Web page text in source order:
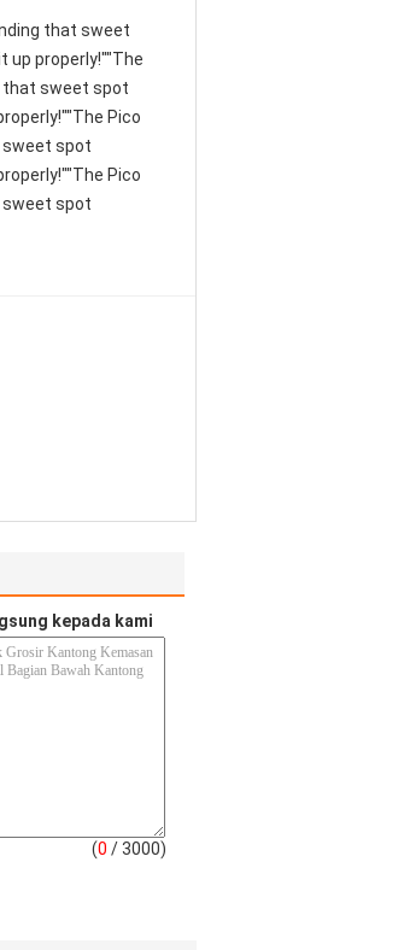
that sweet
up properly!""The
that sweet spot
Pico
sweet spot
Pico
sweet spot
kepada kami
(0 / 3000)